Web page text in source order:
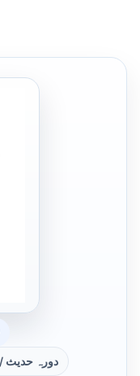
Dora e Hadith (8th Year) / دورہ حدیث